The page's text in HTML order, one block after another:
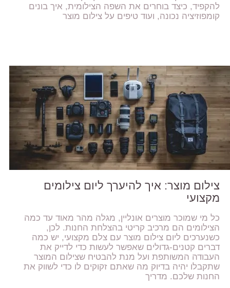
להקפיד, כיצד בוחרים את השפה הצילומית, איך בונים
קומפוזיציה נכונה, ועוד טיפים על צילום מוצר
צילום מוצר: איך להיערך ליום צילומים
מקצועי
כל מי שמוכר מוצרים אונליין, מגלה מהר מאוד עד כמה
הצילומים הם מרכיב קריטי בהצלחת החנות. לכן,
כשנערכים ליום צילום מוצר עם צלם מקצועי, יש כמה
דברים קטנים-גדולים שאפשר לעשות כדי לדייק את
העבודה המשותפת ועל מנת להבטיח שצילום המוצר
שתקבלו יהיה בדיוק מה שאתם זקוקים לו כדי לשווק את
החנות שלכם. מדריך